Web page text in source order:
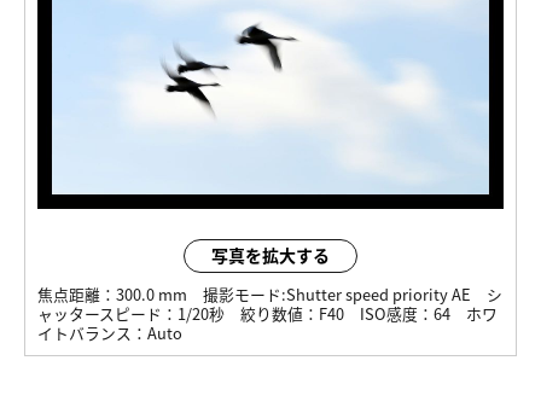
写真を拡大する
焦点距離： 300.0 mm 撮影モード:Shutter speed priority AE
シ
ャッタースピード： 1/20秒 絞り数値： F40 ISO感度： 64
ホワ
イトバランス： Auto